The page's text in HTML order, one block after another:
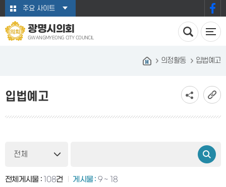
본문바로가기주요 사이트
광명시의회
GWANGMYEONG CITY COUNCIL
의정활동 입법예고
입법예고
전체게시물 : 108건 게시물 : 9 ~ 18